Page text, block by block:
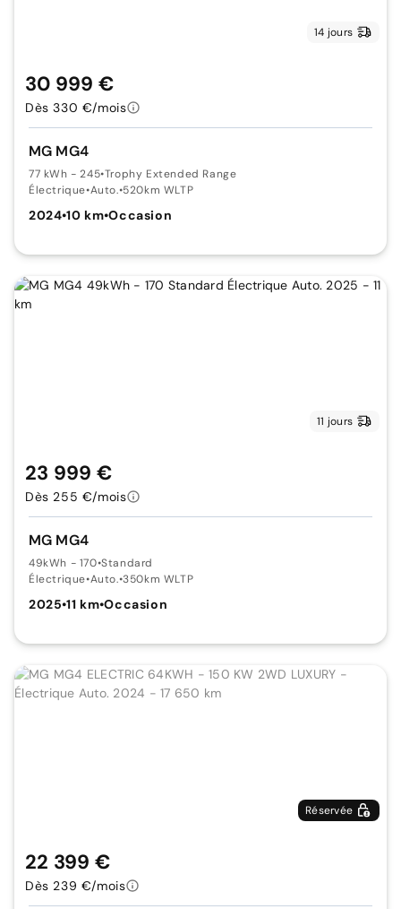
14 jours
MG MG4
77 kWh - 245•Trophy Extended Range
Électrique•Auto.•520km WLTP
2024•10 km•Occasion
30 999 €
Dès 330 €/mois
11 jours
MG MG4
49kWh - 170•Standard
Électrique•Auto.•350km WLTP
2025•11 km•Occasion
23 999 €
Dès 255 €/mois
Réservée
22 399 €
Dès 239 €/mois